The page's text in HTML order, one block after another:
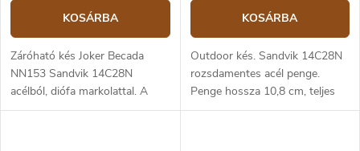
KOSÁRBA
Záróható kés Joker Becada
NN153 Sandvik 14C28N
acélból, diófa markolattal. A
penge hossza 8 cm.
KOSÁRBA
Outdoor kés. Sandvik 14C28N
rozsdamentes acél penge.
Penge hossza 10,8 cm, teljes
hossza 22,8 cm. Fekete hőre